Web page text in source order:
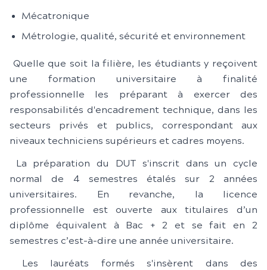
Mécatronique
Métrologie, qualité, sécurité et environnement
Quelle que soit la filière, les étudiants y reçoivent
une formation universitaire à finalité
professionnelle les préparant à exercer des
responsabilités d'encadrement technique, dans les
secteurs privés et publics, correspondant aux
niveaux techniciens supérieurs et cadres moyens.
La préparation du DUT s'inscrit dans un cycle
normal de 4 semestres étalés sur 2 années
universitaires. En revanche, la licence
professionnelle est ouverte aux titulaires d’un
diplôme équivalent à Bac + 2 et se fait en 2
semestres c’est-à-dire une année universitaire.
Les lauréats formés s'insèrent dans des